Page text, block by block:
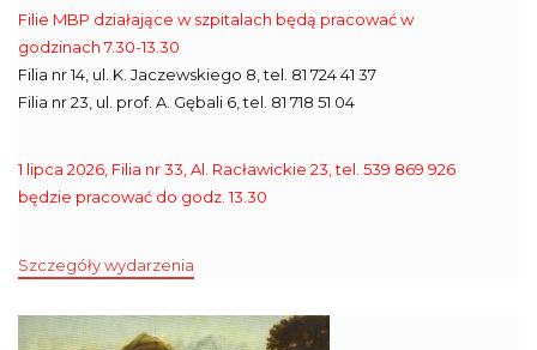
Filie MBP działające w szpitalach będą pracować w
godzinach 7.30-13.30
Filia nr 14, ul. K. Jaczewskiego 8, tel. 81 724 41 37
Filia nr 23, ul. prof. A. Gębali 6, tel. 81 718 51 04
1 lipca 2026, Filia nr 33, Al. Racławickie 23, tel. 539 869 926
będzie pracować do godz. 13.30
Szczegóły wydarzenia